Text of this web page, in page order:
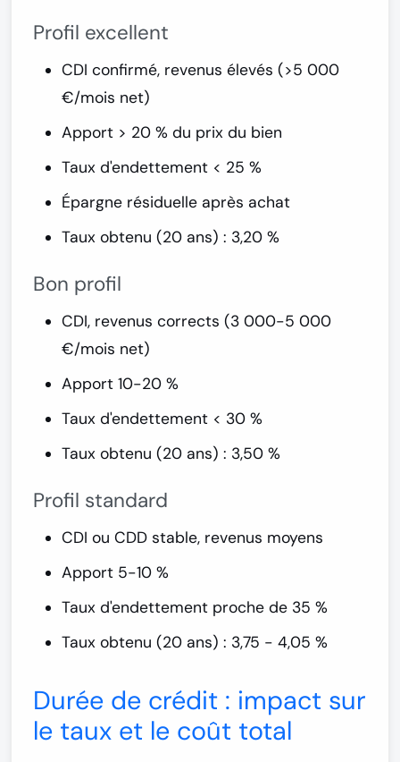
Profil excellent
CDI confirmé, revenus élevés (>5 000
€/mois net)
Apport > 20 % du prix du bien
Taux d'endettement < 25 %
Épargne résiduelle après achat
Taux obtenu (20 ans) : 3,20 %
Bon profil
CDI, revenus corrects (3 000-5 000
€/mois net)
Apport 10-20 %
Taux d'endettement < 30 %
Taux obtenu (20 ans) : 3,50 %
Profil standard
CDI ou CDD stable, revenus moyens
Apport 5-10 %
Taux d'endettement proche de 35 %
Taux obtenu (20 ans) : 3,75 - 4,05 %
Durée de crédit : impact sur
le taux et le coût total